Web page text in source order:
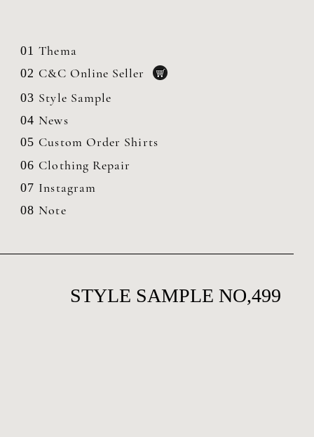
01 Thema
02 C&C Online Seller
03 Style Sample
04 News
05 Custom Order Shirts
06 Clothing Repair
07 Instagram
08 Note
STYLE SAMPLE NO,499